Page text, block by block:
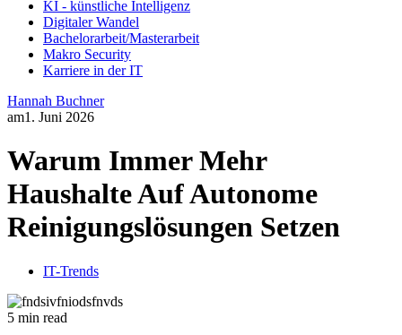
KI - künstliche Intelligenz
Digitaler Wandel
Bachelorarbeit/Masterarbeit
Makro Security
Karriere in der IT
Hannah Buchner
am1. Juni 2026
Warum Immer Mehr
Haushalte Auf Autonome
Reinigungslösungen Setzen
IT-Trends
5 min read